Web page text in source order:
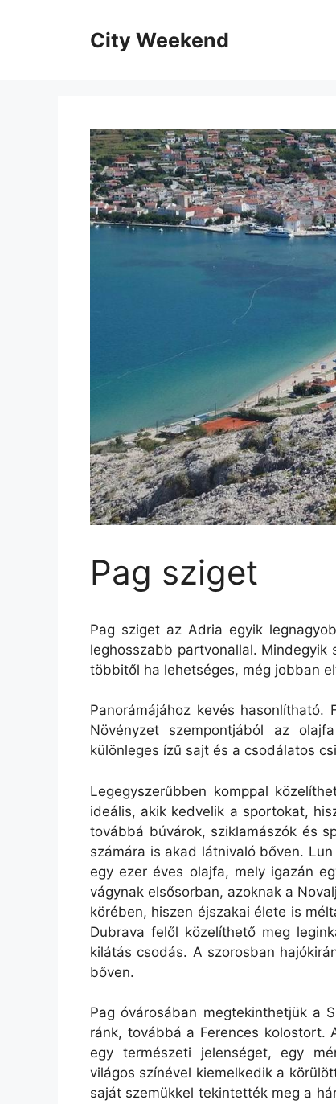
City Weekend
Pag sziget
Pag sziget az Adria egyik
leghosszabb partvonallal.
többitől ha lehetséges, még jobban
Panorámájához kevés
Növényzet szempontjából az
különleges ízű sajt és a csodálatos
Legegyszerűbben komppal
ideális, akik kedvelik a sportokat,
továbbá búvárok, sziklamászók és
számára is akad látnivaló bőven.
egy ezer éves olajfa, mely igazán
vágynak elsősorban, azoknak a
körében, hiszen éjszakai élete is
Dubrava felől közelíthető meg
kilátás csodás. A szorosban
bőven.
Pag óvárosában megtekinthetjük a
ránk, továbbá a Ferences kolostort.
egy természeti jelenséget, egy
világos színével kiemelkedik a
saját szemükkel tekintették meg a